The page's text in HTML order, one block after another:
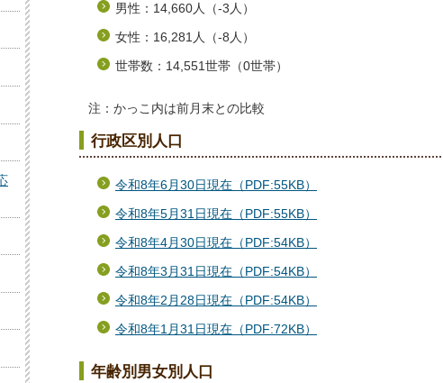
男性：14,660人（-3人）
女性：16,281人（-8人）
世帯数：14,551世帯（0世帯）
注：かっこ内は前月末との比較
行政区別人口
令和8年6月30日現在（PDF:55KB）
令和8年5月31日現在（PDF:55KB）
令和8年4月30日現在（PDF:54KB）
令和8年3月31日現在（PDF:54KB）
令和8年2月28日現在（PDF:54KB）
令和8年1月31日現在（PDF:72KB）
年齢別男女別人口